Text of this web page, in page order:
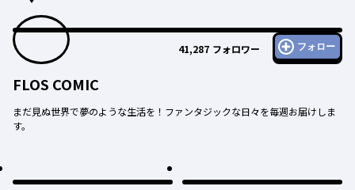
41,287 フォロワー フォロー
FLOS COMIC
まだ見ぬ世界で夢のような生活を！ファンタジックな日々を毎週お届けしま
す。